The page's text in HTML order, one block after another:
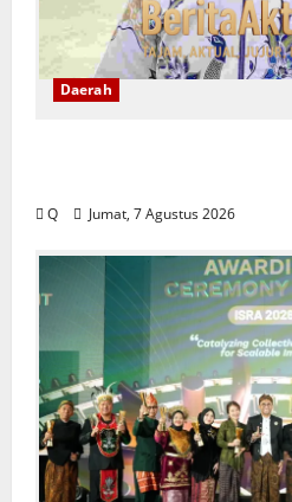
Daerah
Q Jumat, 7 Agustus 2026